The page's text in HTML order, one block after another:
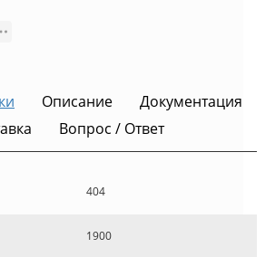
Описание
Документация
Вопрос / Ответ
404
1900